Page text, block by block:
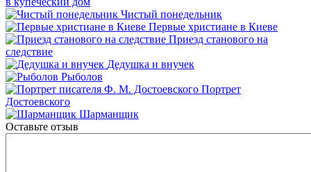
Чистый понедельник
Первые христиане в Киеве
Приезд станового на
следствие
Дедушка и внучек
Рыболов
Портрет
Достоевского
Шарманщик
Оставьте отзыв